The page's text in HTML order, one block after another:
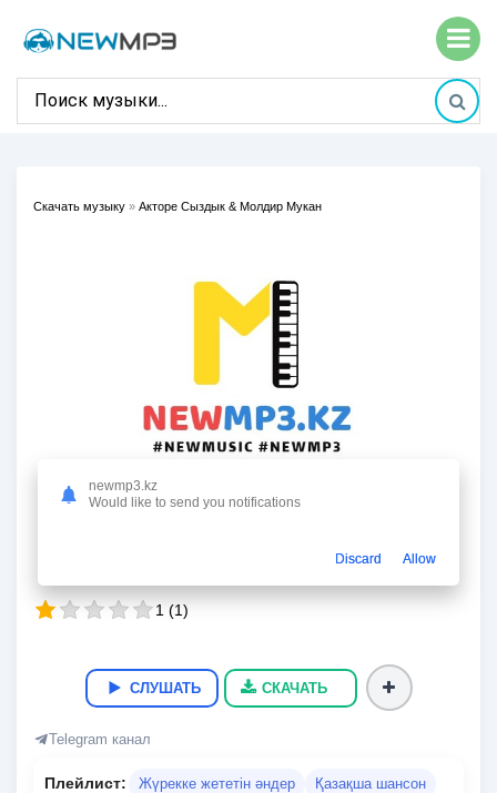
Скачать музыку » Акторе Сыздык & Молдир Мукан
Еки журек
14.05.2024 21
1 (1)
СЛУШАТЬ СКАЧАТЬ
Telegram канал
Плейлист: Жүрекке жететін әндер Қазақша шансон
newmp3.kz
Would like to send you notifications
Discard Allow